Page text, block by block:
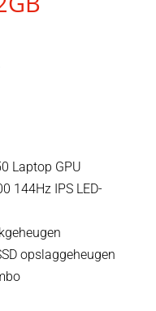
Laptop GPU
144Hz IPS LED-
opslaggeheugen